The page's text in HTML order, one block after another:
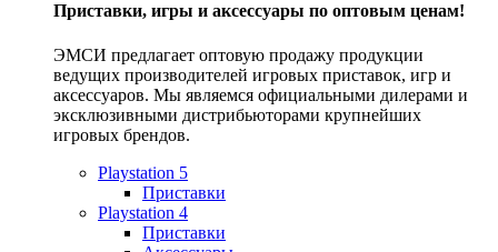
Приставки, игры и аксессуары по оптовым ценам!
ЭМСИ предлагает оптовую продажу продукции
ведущих производителей игровых приставок, игр и
аксессуаров. Мы являемся официальными дилерами и
эксклюзивными дистрибьюторами крупнейших
игровых брендов.
Playstation 5
Приставки
Playstation 4
Приставки